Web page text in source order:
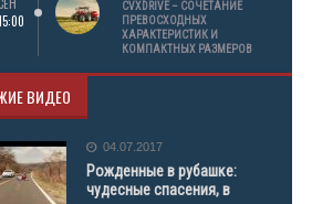
СПЕЦТЕХНИКИ
KENDA
CVXDRIVE – СОЧЕТАНИЕ
ПРЕВОСХОДНЫХ
ХАРАКТЕРИСТИК И
КОМПАКТНЫХ РАЗМЕРОВ
ВИДЕО
04.07.2017
Рожденные в рубашке:
чудесные спасения, в